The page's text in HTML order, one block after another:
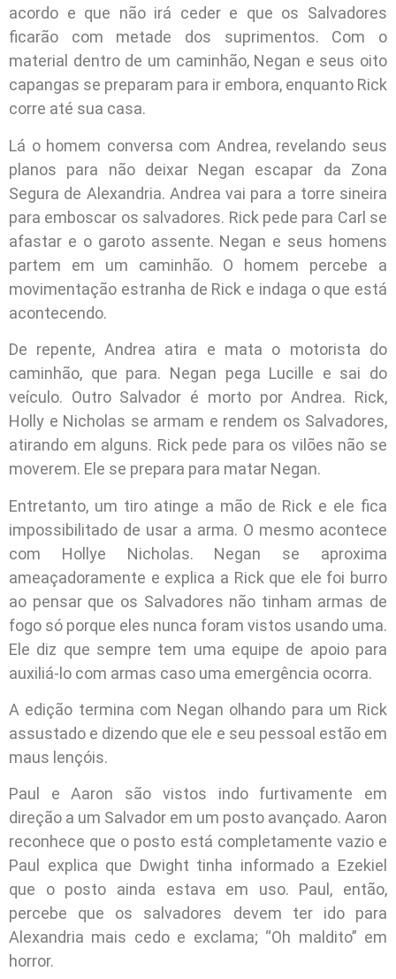
acordo e que não irá ceder e que os Salvadores
ficarão com metade dos suprimentos. Com o
material dentro de um caminhão, Negan e seus oito
capangas se preparam para ir embora, enquanto Rick
corre até sua casa.
Lá o homem conversa com Andrea, revelando seus
planos para não deixar Negan escapar da Zona
Segura de Alexandria. Andrea vai para a torre sineira
para emboscar os salvadores. Rick pede para Carl se
afastar e o garoto assente. Negan e seus homens
partem em um caminhão. O homem percebe a
movimentação estranha de Rick e indaga o que está
acontecendo.
De repente, Andrea atira e mata o motorista do
caminhão, que para. Negan pega Lucille e sai do
veículo. Outro Salvador é morto por Andrea. Rick,
Holly e Nicholas se armam e rendem os Salvadores,
atirando em alguns. Rick pede para os vilões não se
moverem. Ele se prepara para matar Negan.
Entretanto, um tiro atinge a mão de Rick e ele fica
impossibilitado de usar a arma. O mesmo acontece
com Hollye Nicholas. Negan se aproxima
ameaçadoramente e explica a Rick que ele foi burro
ao pensar que os Salvadores não tinham armas de
fogo só porque eles nunca foram vistos usando uma.
Ele diz que sempre tem uma equipe de apoio para
auxiliá-lo com armas caso uma emergência ocorra.
A edição termina com Negan olhando para um Rick
assustado e dizendo que ele e seu pessoal estão em
maus lençóis.
Paul e Aaron são vistos indo furtivamente em
direção a um Salvador em um posto avançado. Aaron
reconhece que o posto está completamente vazio e
Paul explica que Dwight tinha informado a Ezekiel
que o posto ainda estava em uso. Paul, então,
percebe que os salvadores devem ter ido para
Alexandria mais cedo e exclama; “Oh maldito” em
horror.